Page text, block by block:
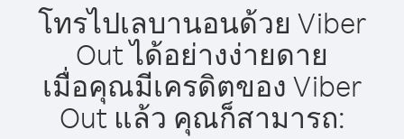
โทรไปเลบานอนด้วย Viber
Out ได้อย่างง่ายดาย
เมื่อคุณมีเครดิตของ Viber
Out แล้ว คุณก็สามารถ: